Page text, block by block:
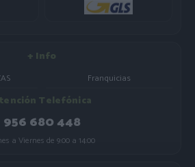
+ Info
Franquicias
Telefónica
956 680 448
a Viernes de 9:00 a 14:00